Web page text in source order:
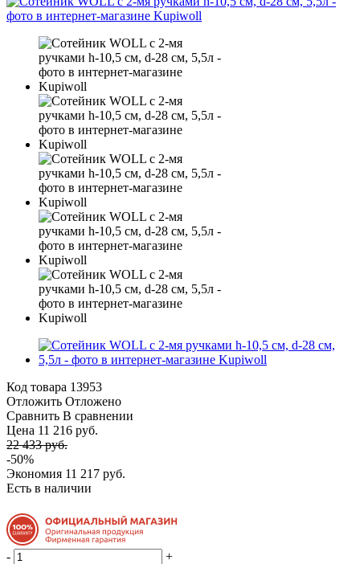
Код товара 13953
Отложить Отложено
Сравнить В сравнении
Цена 11 216 руб.
22 433 руб.
-50%
Экономия 11 217 руб.
Есть в наличии
-
+